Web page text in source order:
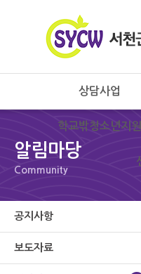
상담사업
학교밖청소년지
알림마당
Community
공지사항
보도자료